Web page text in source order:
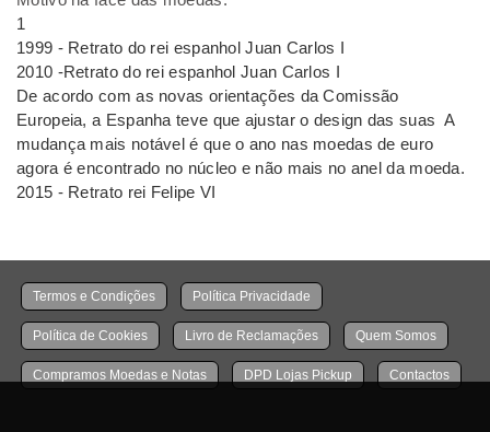
1
1999 - Retrato do rei espanhol Juan Carlos I
2010 -Retrato do rei espanhol Juan Carlos I
De acordo com as novas orientações da Comissão
Europeia, a Espanha teve que ajustar o design das suas A
mudança mais notável é que o ano nas moedas de euro
agora é encontrado no núcleo e não mais no anel da moeda.
2015 - Retrato rei Felipe VI
Termos e Condições Política Privacidade
Política de Cookies Livro de Reclamações Quem Somos
Compramos Moedas e Notas DPD Lojas Pickup Contactos